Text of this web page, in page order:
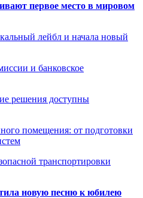
первое место в мировом
лейбл и начала новый
и банковское
решения доступны
помещения: от подготовки
транспортировки
новую песню к юбилею